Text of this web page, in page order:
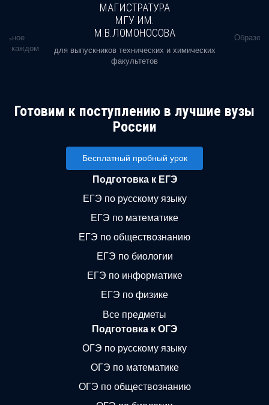
в каждом
МАГИСТРАТУРА
МГУ ИМ.
М.В.ЛОМОНОСОВА
для выпускников технических и химических
факультетов
Готовим к поступлению в лучшие вузы
России
Бесплатный пробный урок
Подготовка к ЕГЭ
ЕГЭ по русскому языку
ЕГЭ по математике
ЕГЭ по обществознанию
ЕГЭ по биологии
ЕГЭ по информатике
ЕГЭ по физике
Все предметы
Подготовка к ОГЭ
ОГЭ по русскому языку
ОГЭ по математике
ОГЭ по обществознанию